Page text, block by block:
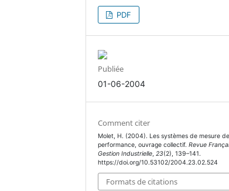
PDF
Publiée
01-06-2004
Comment citer
Molet, H. (2004). Les systèmes de mesure
performance, ouvrage collectif.Revue
Gestion Industrielle,23(2), 139–141.
https://doi.org/10.53102/2004.23.02.524
Formats de citations